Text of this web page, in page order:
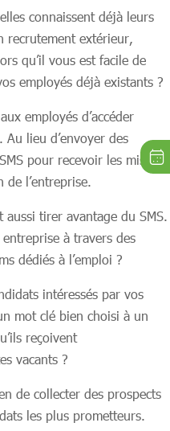
connaissent déjà leurs
recrutement extérieur,
qu’il vous est facile de
employés déjà existants ?
employés d’accéder
lieu d’envoyer des
pour recevoir les mises à
l’entreprise.
tirer avantage du SMS.
à travers des
dédiés à l’emploi ?
intéressés par vos
mot clé bien choisi à un
reçoivent
vacants ?
de collecter des prospects
les plus prometteurs.